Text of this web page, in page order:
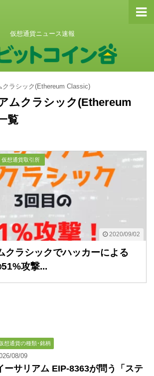
仮想通貨ニュース速報
クラシック(Ethereum Classic)
ムクラシック(Ethereum
覧
2020/09/02
仮想通貨取引所
クラシックでハッカーによる
攻撃...
想通貨の種類･銘柄
08/09
ーサリアム EIP-8363が問う「ステ